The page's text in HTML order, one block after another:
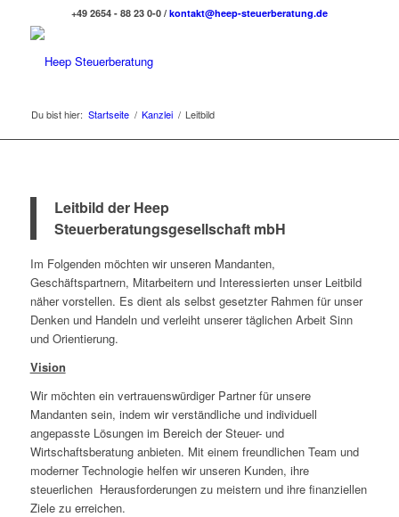
+49 2654 - 88 23 0-0 / kontakt@heep-steuerberatung.de
Du bist hier: Startseite / Kanzlei / Leitbild
Leitbild der Heep
Steuerberatungsgesellschaft mbH
Im Folgenden möchten wir unseren Mandanten,
Geschäftspartnern, Mitarbeitern und Interessierten unser Leitbild
näher vorstellen. Es dient als selbst gesetzter Rahmen für unser
Denken und Handeln und verleiht unserer täglichen Arbeit Sinn
und Orientierung.
Vision
Wir möchten ein vertrauenswürdiger Partner für unsere
Mandanten sein, indem wir verständliche und individuell
angepasste Lösungen im Bereich der Steuer- und
Wirtschaftsberatung anbieten. Mit einem freundlichen Team und
moderner Technologie helfen wir unseren Kunden, ihre
steuerlichen Herausforderungen zu meistern und ihre finanziellen
Ziele zu erreichen.